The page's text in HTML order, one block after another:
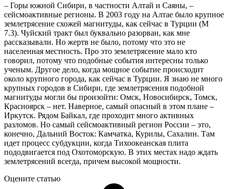
– Горы южной Сибири, в частности Алтай и Саяны, –
сейсмоактивные регионы. В 2003 году на Алтае было крупное
землетрясение схожей магнитуды, как сейчас в Турции (М
7.3). Чуйский тракт был буквально разорван, как мне
рассказывали. Но жертв не было, потому что это не
населенная местность. Про это землетрясение мало кто
говорил, потому что подобные события интересны только
ученым. Другое дело, когда мощное событие происходит
около крупного города, как сейчас в Турции. Я знаю не много
крупных городов в Сибири, где землетрясения подобной
магнитуды могли бы произойти: Омск, Новосибирск, Томск,
Красноярск – нет. Наверное, самый опасный в этом плане –
Иркутск. Рядом Байкал, где проходит много активных
разломов. Но самый сейсмоактивный регион России – это,
конечно, Дальний Восток: Камчатка, Курилы, Сахалин. Там
идет процесс субдукции, когда Тихоокеанская плита
пододвигается под Охотоморскую. В этих местах надо ждать
землетрясений всегда, причем высокой мощности.
Оцените статью